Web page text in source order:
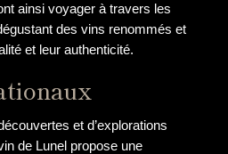
ainsi voyager à travers les
des vins renommés et
et leur authenticité.
et d’explorations
de Lunel propose une